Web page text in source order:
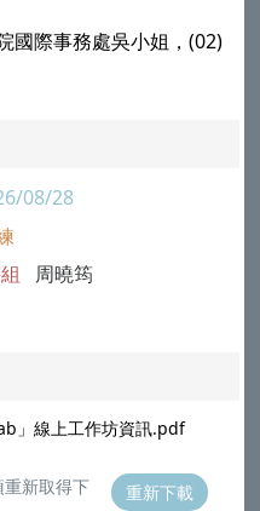
國際事務處吳小姐，(02)
08/28
周曉筠
」線上工作坊資訊.pdf
新取得下
重新下載